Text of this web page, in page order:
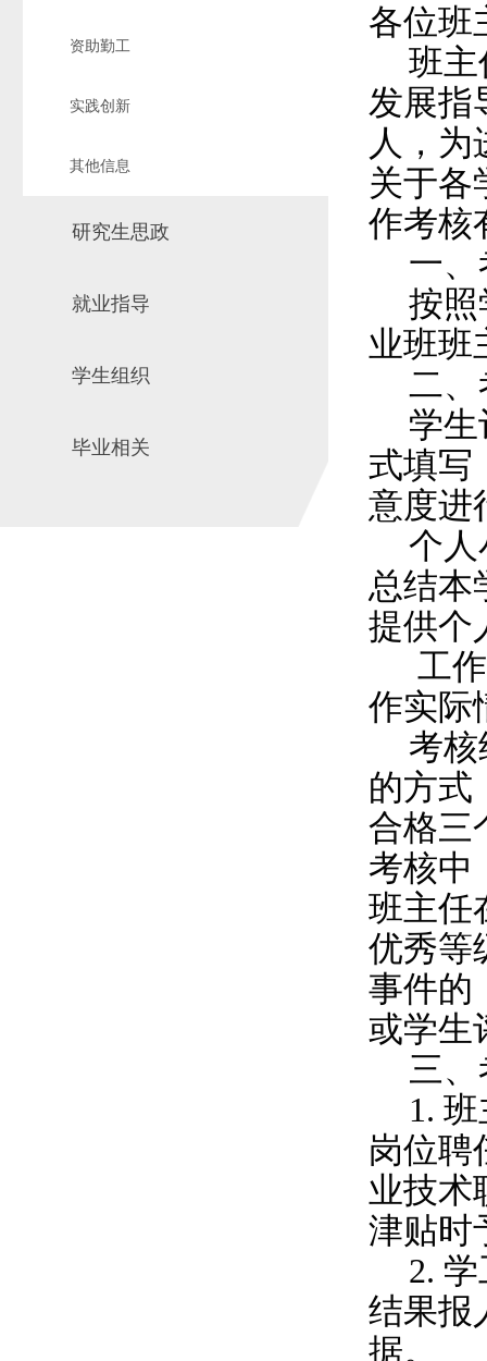
资助勤工
实践创新
其他信息
研究生思政
就业指导
学生组织
毕业相关
各位班
班
发展指
人，
关于各
作考核
一
按照
业班班
二
学
式填写
意度进
个
总结本
提供个
工
作实际
考
的方式
合格三
考核中
班主任
优秀等
事件的
或学生
三
1.班
岗位聘
业技术
津贴时
2. 学
结果报
据。